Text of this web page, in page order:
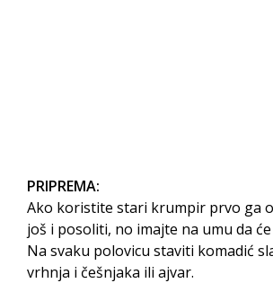
PRIPREMA:
Ako koristite stari krumpir prvo ga
još i posoliti, no imajte na umu da
Na svaku polovicu staviti komadić
vrhnja i češnjaka ili ajvar.